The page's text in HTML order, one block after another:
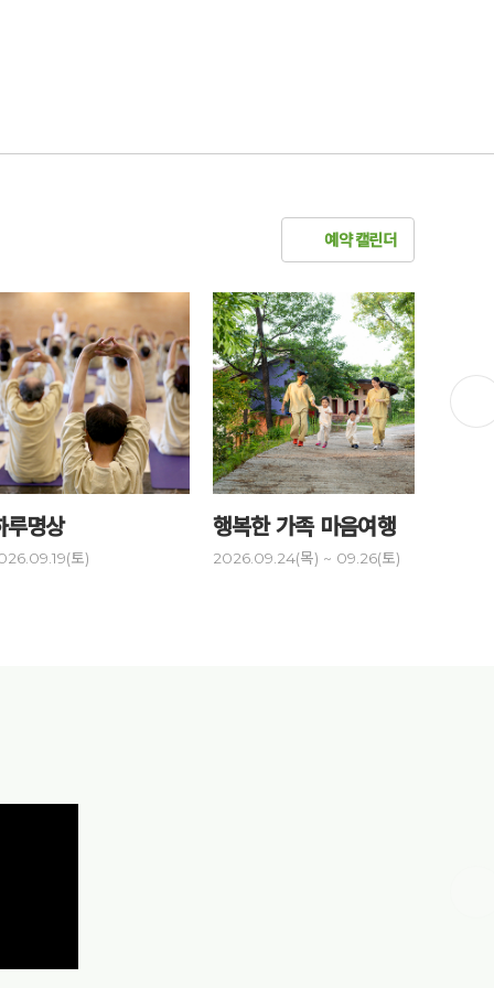
예약 캘린더
루명상
토)
행복한 가족 마음여행
2026.09.24(목) ~ 09.26(토)